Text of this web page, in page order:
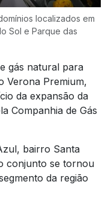
localizados em
Sol e Parque das
gás natural para
Verona Premium,
da expansão da
Companhia de Gás
bairro Santa
conjunto se tornou
da região